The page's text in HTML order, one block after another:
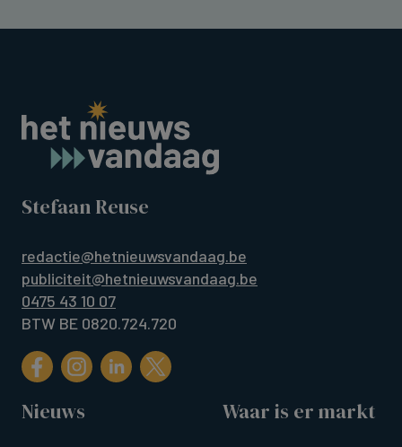
Stefaan Reuse
redactie@hetnieuwsvandaag.be
publiciteit@hetnieuwsvandaag.be
0475 43 10 07
BTW BE 0820.724.720
Nieuws Waar is er markt